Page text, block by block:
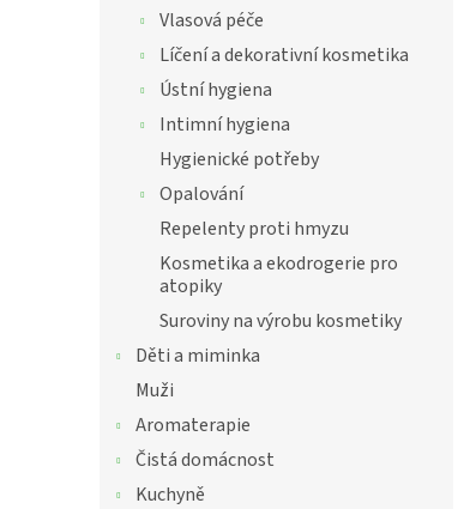
Vlasová péče
Líčení a dekorativní kosmetika
Ústní hygiena
Intimní hygiena
Hygienické potřeby
Opalování
Repelenty proti hmyzu
Kosmetika a ekodrogerie pro
atopiky
Suroviny na výrobu kosmetiky
Děti a miminka
Muži
Aromaterapie
Čistá domácnost
Kuchyně